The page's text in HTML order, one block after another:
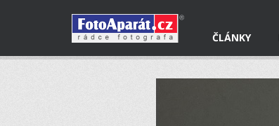
ČLÁNKY